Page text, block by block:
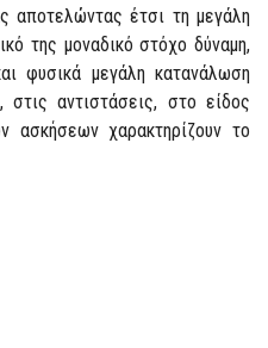
αποτελώντας έτσι τη μεγάλη
της μοναδικό στόχο δύναμη,
φυσικά μεγάλη κατανάλωση
στις αντιστάσεις, στο είδος
ασκήσεων χαρακτηρίζουν το